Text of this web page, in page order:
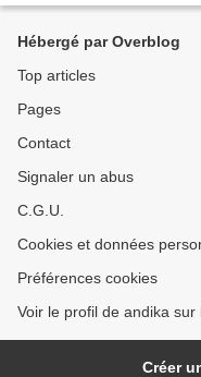
Hébergé par Overblog
Top articles
Pages
Contact
Signaler un abus
C.G.U.
Cookies et données
Préférences cookies
Voir le profil de andika
Créer